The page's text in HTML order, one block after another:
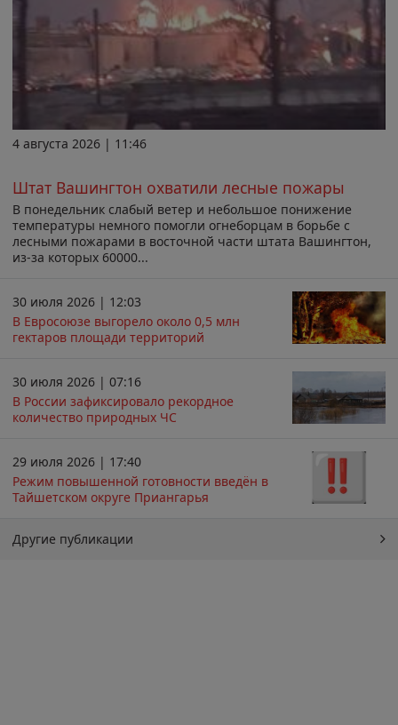
4 августа 2026 | 11:46
Штат Вашингтон охватили лесные пожары
В понедельник слабый ветер и небольшое понижение
температуры немного помогли огнеборцам в борьбе с
лесными пожарами в восточной части штата Вашингтон,
из-за которых 60000...
30 июля 2026 | 12:03
В Евросоюзе выгорело около 0,5 млн
гектаров площади территорий
30 июля 2026 | 07:16
В России зафиксировало рекордное
количество природных ЧС
29 июля 2026 | 17:40
Режим повышенной готовности введён в
Тайшетском округе Приангарья
Другие публикации